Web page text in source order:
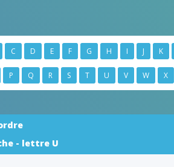
C D E F G H I J K
P Q R S T U V W X
- lettre U